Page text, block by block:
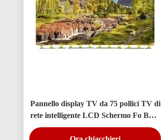
Pannello display TV da 75 pollici TV di
rete intelligente LCD Schermo Fo BOE
LG Hisense Sostituzione schermo